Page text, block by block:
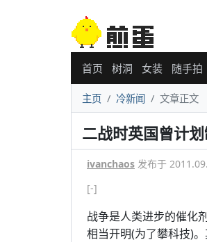
首页 树洞 女装 随手拍
主页 冷新闻 文章正文
二战时英国曾计
ivanchaos 发布于
[-]
战争是人类进步的催化
相当开明(为了攀科技)